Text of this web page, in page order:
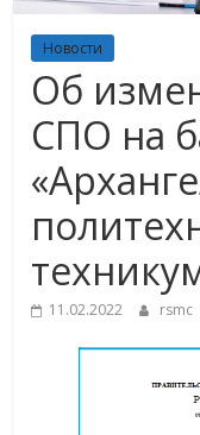
Новости
Об
СПО на
11.02.2022 rsmc